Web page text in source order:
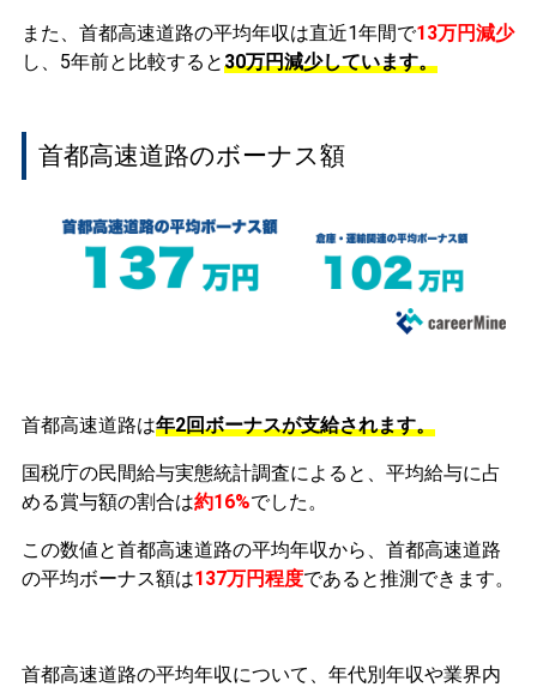
また、首都高速道路の平均年収は直近1年間で13万円減少
し、5年前と比較すると30万円減少しています。
首都高速道路のボーナス額
首都高速道路は年2回ボーナスが支給されます。
国税庁の民間給与実態統計調査によると、平均給与に占
める賞与額の割合は約16%でした。
この数値と首都高速道路の平均年収から、首都高速道路
の平均ボーナス額は137万円程度であると推測できます。
首都高速道路の平均年収について、年代別年収や業界内